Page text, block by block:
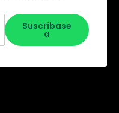
Correo
electrónico
Suscríbase
a